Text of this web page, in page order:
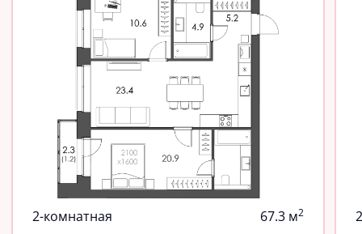
2-комнатная 67.3 м2